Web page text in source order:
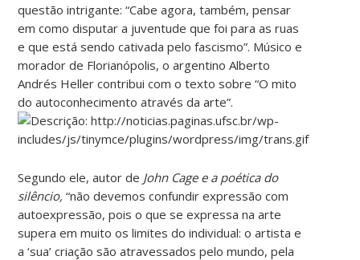
questão intrigante: “Cabe agora, também, pensar
em como disputar a juventude que foi para as ruas
e que está sendo cativada pelo fascismo”. Músico e
morador de Florianópolis, o argentino Alberto
Andrés Heller contribui com o texto sobre “O mito
do autoconhecimento através da arte”.
Segundo ele, autor de John Cage e a poética do
silêncio, “não devemos confundir expressão com
autoexpressão, pois o que se expressa na arte
supera em muito os limites do individual: o artista e
a ‘sua’ criação são atravessados pelo mundo, pela